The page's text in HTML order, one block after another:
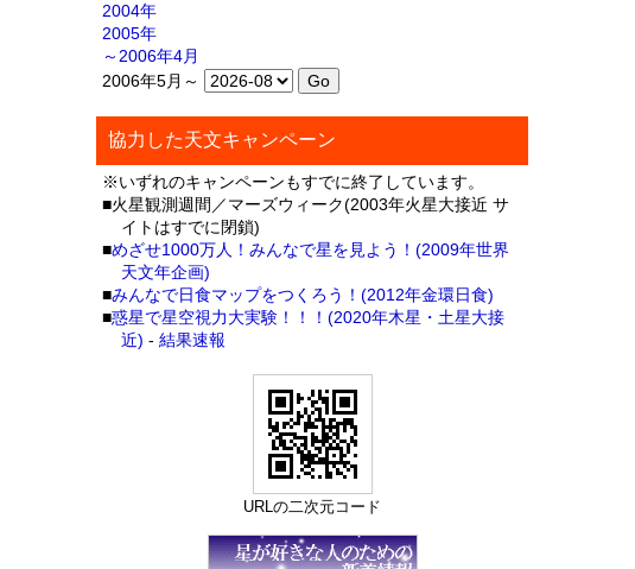
2004年
2005年
～2006年4月
2006年5月～
協力した天文キャンペーン
※いずれのキャンペーンもすでに終了しています。
■火星観測週間／マーズウィーク(2003年火星大接近 サ
イトはすでに閉鎖)
■めざせ1000万人！みんなで星を見よう！(2009年世界
天文年企画)
■みんなで日食マップをつくろう！(2012年金環日食)
■惑星で星空視力大実験！！！(2020年木星・土星大接
近) -結果速報
URLの二次元コード